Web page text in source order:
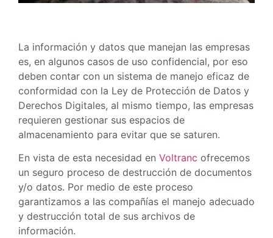
La información y datos que manejan las empresas
es, en algunos casos de uso confidencial, por eso
deben contar con un sistema de manejo eficaz de
conformidad con la Ley de Protección de Datos y
Derechos Digitales, al mismo tiempo, las empresas
requieren gestionar sus espacios de
almacenamiento para evitar que se saturen.
En vista de esta necesidad en Voltranc ofrecemos
un seguro proceso de destrucción de documentos
y/o datos. Por medio de este proceso
garantizamos a las compañías el manejo adecuado
y destrucción total de sus archivos de
información.